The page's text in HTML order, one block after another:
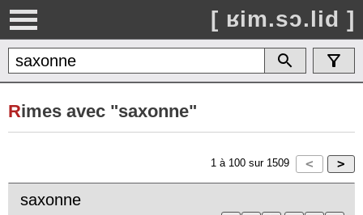
[ ʁim.sɔ.lid ]
Rimes avec "saxonne"
1 à 100 sur 1509
saxonne